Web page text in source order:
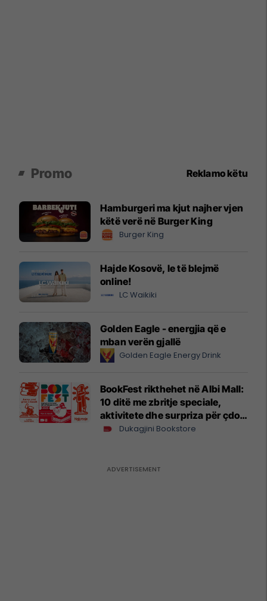
Promo Reklamo këtu
Hamburgeri ma kjut najher vjen
këtë verë në Burger King
Burger King
Hajde Kosovë, le të blejmë
online!
LC Waikiki
Golden Eagle - energjia që e
mban verën gjallë
Golden Eagle Energy Drink
BookFest rikthehet në Albi Mall:
10 ditë me zbritje speciale,
aktivitete dhe surpriza për çdo
lexuesDukagjini Bookstore